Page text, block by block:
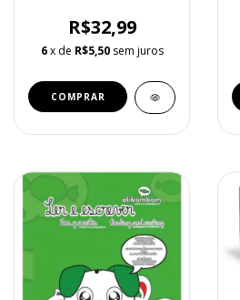
R$32,99
6 x de R$5,50 sem juros